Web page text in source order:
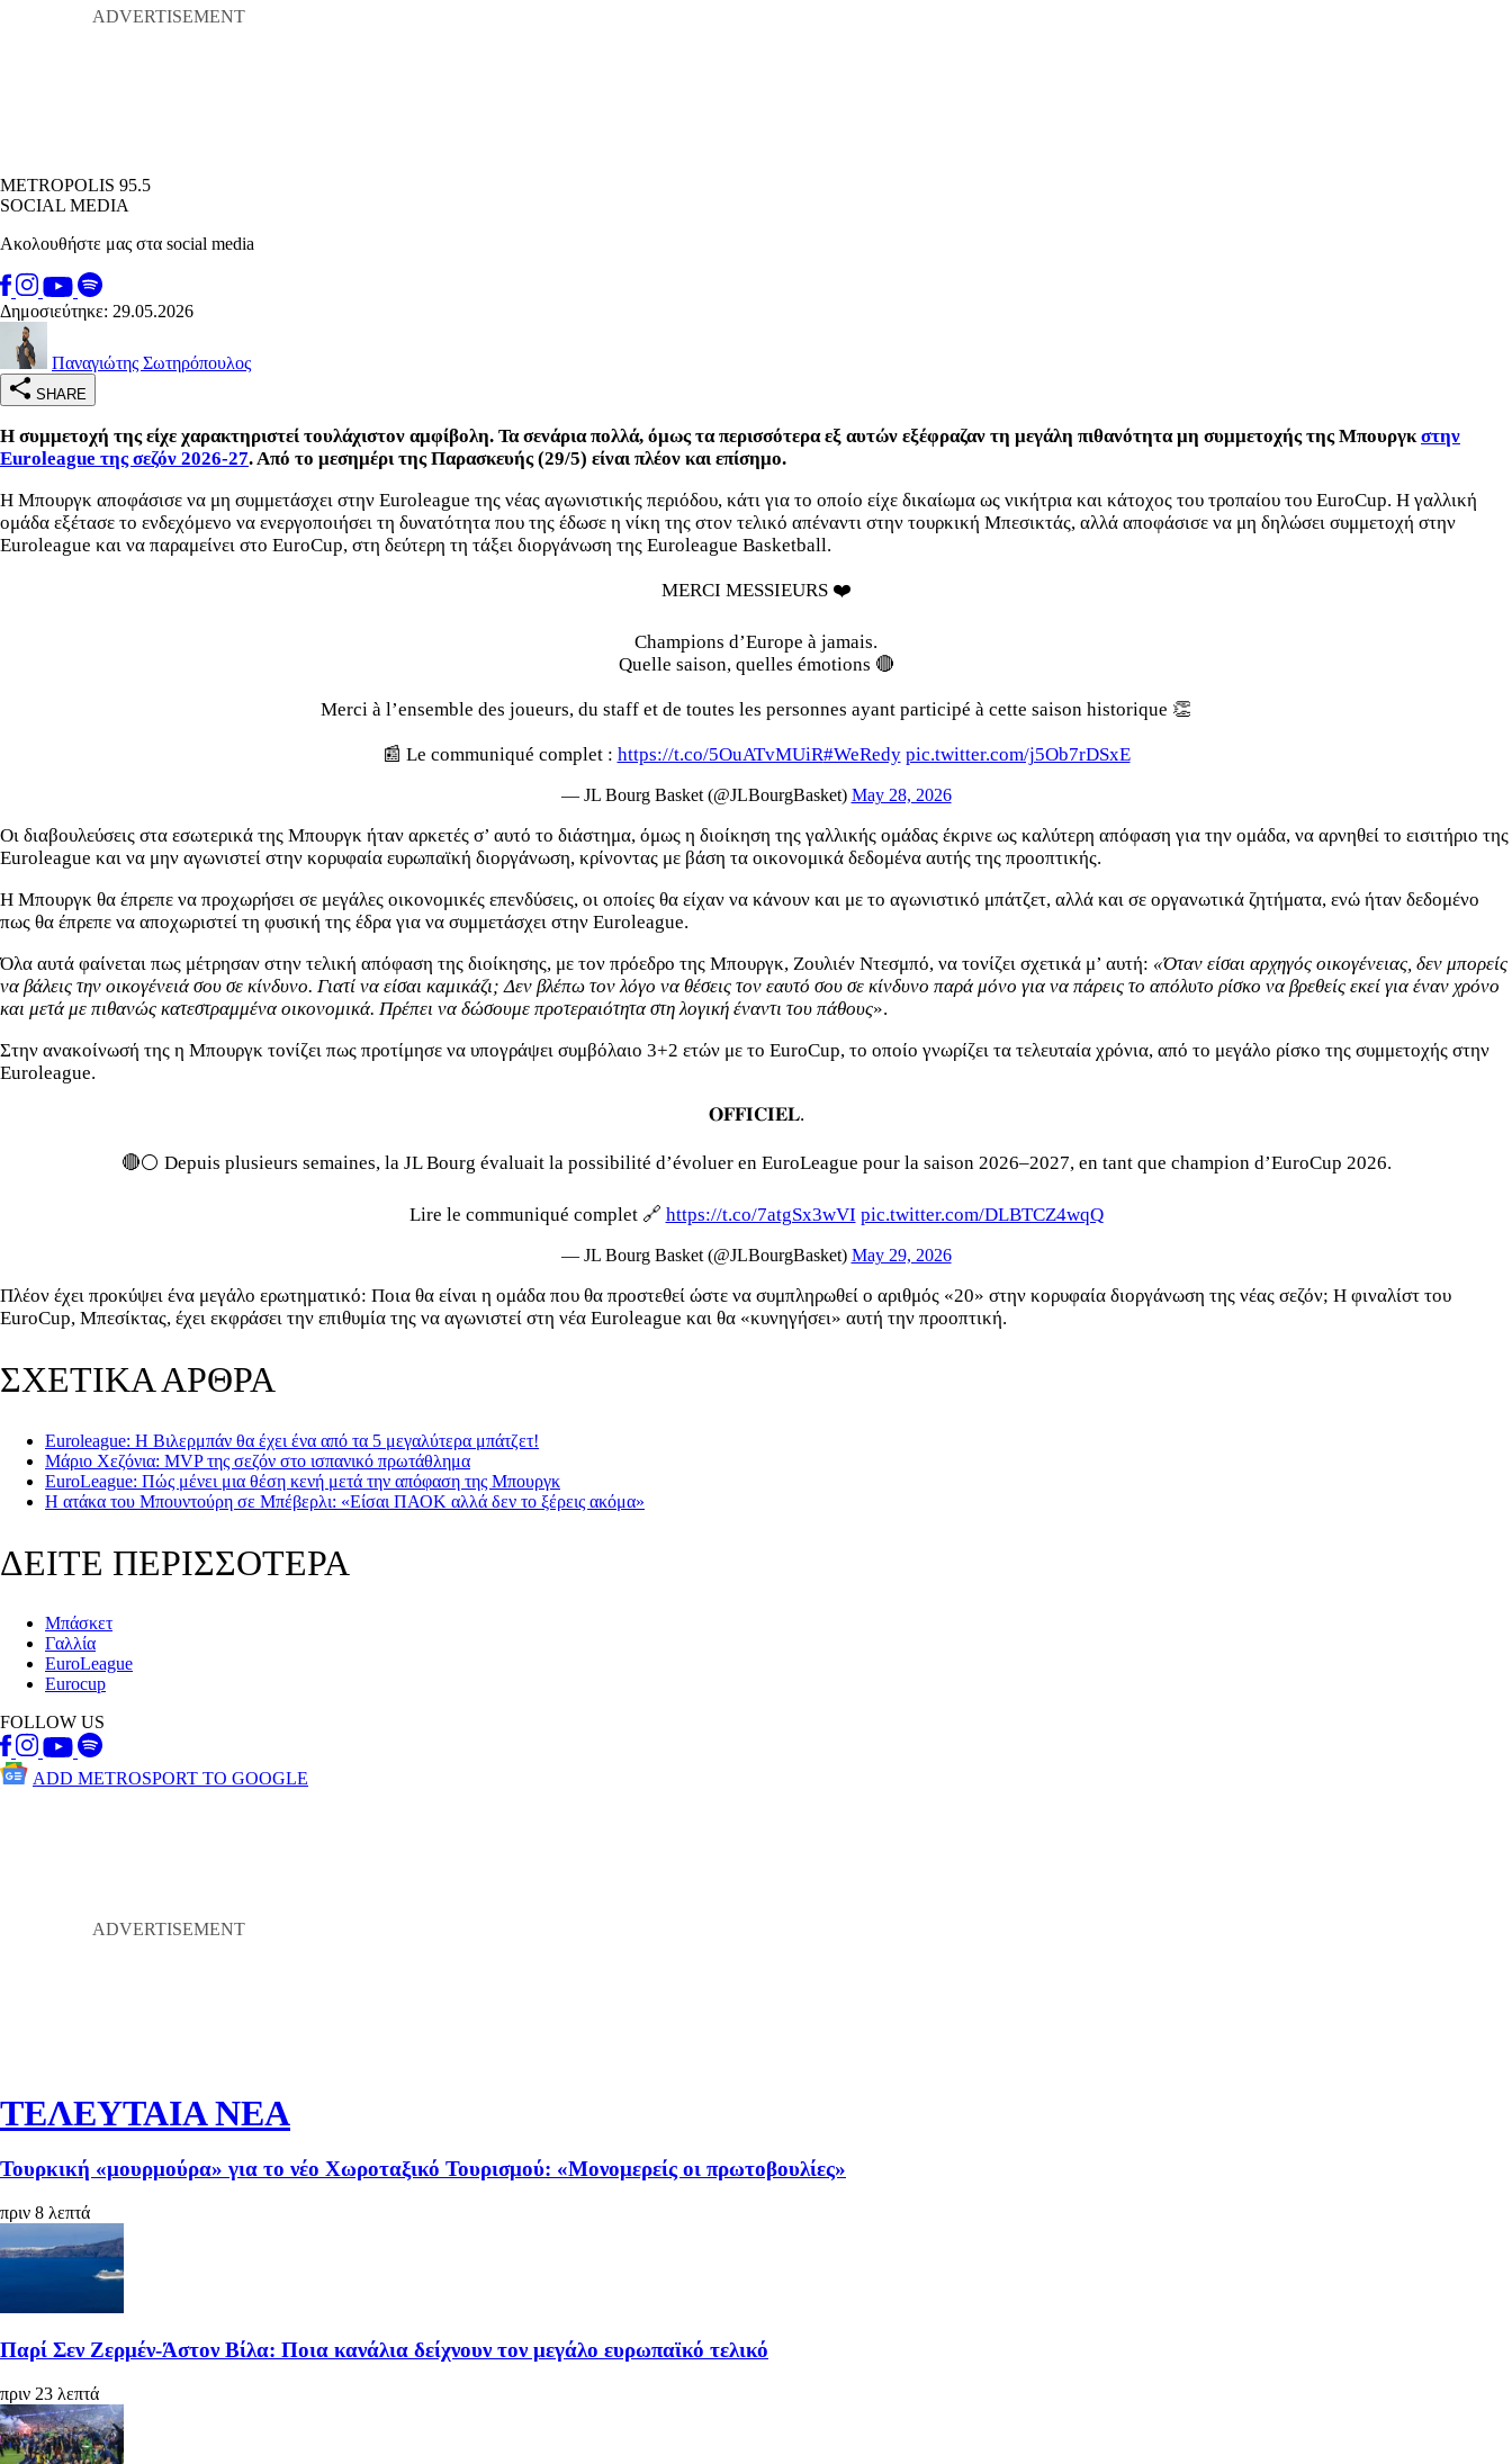
METROPOLIS 95.5
SOCIAL MEDIA
Ακολουθήστε μας στα social media
Δημοσιεύτηκε: 29.05.2026
Παναγιώτης Σωτηρόπουλος
SHARE
Η συμμετοχή της είχε χαρακτηριστεί τουλάχιστον αμφίβολη. Τα σενάρια πολλά, όμως τα περισσότερα εξ αυτών εξέφραζαν τη μεγάλη πιθανότητα μη συμμετοχής της Μπουργκστην
Euroleague της σεζόν 2026-27. Από το μεσημέρι της Παρασκευής (29/5) είναι πλέον και επίσημο.
Η Μπουργκ αποφάσισε να μη συμμετάσχει στην Euroleague της νέας αγωνιστικής περιόδου, κάτι για το οποίο είχε δικαίωμα ως νικήτρια και κάτοχος του τροπαίου του EuroCup. Η γαλλική
ομάδα εξέτασε το ενδεχόμενο να ενεργοποιήσει τη δυνατότητα που της έδωσε η νίκη της στον τελικό απέναντι στην τουρκική Μπεσικτάς, αλλά αποφάσισε να μη δηλώσει συμμετοχή στην
Euroleague και να παραμείνει στο EuroCup, στη δεύτερη τη τάξει διοργάνωση της Euroleague Basketball.
MERCI MESSIEURS ❤️
Champions d’Europe à jamais.
Quelle saison, quelles émotions 🔴
Merci à l’ensemble des joueurs, du staff et de toutes les personnes ayant participé à cette saison historique 👏
📰 Le communiqué complet : https://t.co/5OuATvMUiR#WeRedy pic.twitter.com/j5Ob7rDSxE
— JL Bourg Basket (@JLBourgBasket) May 28, 2026
Οι διαβουλεύσεις στα εσωτερικά της Μπουργκ ήταν αρκετές σ’ αυτό το διάστημα, όμως η διοίκηση της γαλλικής ομάδας έκρινε ως καλύτερη απόφαση για την ομάδα, να αρνηθεί το εισιτήριο της
Euroleague και να μην αγωνιστεί στην κορυφαία ευρωπαϊκή διοργάνωση, κρίνοντας με βάση τα οικονομικά δεδομένα αυτής της προοπτικής.
Η Μπουργκ θα έπρεπε να προχωρήσει σε μεγάλες οικονομικές επενδύσεις, οι οποίες θα είχαν να κάνουν και με το αγωνιστικό μπάτζετ, αλλά και σε οργανωτικά ζητήματα, ενώ ήταν δεδομένο
πως θα έπρεπε να αποχωριστεί τη φυσική της έδρα για να συμμετάσχει στην Euroleague.
Όλα αυτά φαίνεται πως μέτρησαν στην τελική απόφαση της διοίκησης, με τον πρόεδρο της Μπουργκ, Ζουλιέν Ντεσμπό, να τονίζει σχετικά μ’ αυτή: «Όταν είσαι αρχηγός οικογένειας, δεν μπορείς
να βάλεις την οικογένειά σου σε κίνδυνο. Γιατί να είσαι καμικάζι; Δεν βλέπω τον λόγο να θέσεις τον εαυτό σου σε κίνδυνο παρά μόνο για να πάρεις το απόλυτο ρίσκο να βρεθείς εκεί για έναν χρόνο
και μετά με πιθανώς κατεστραμμένα οικονομικά. Πρέπει να δώσουμε προτεραιότητα στη λογική έναντι του πάθους».
Στην ανακοίνωσή της η Μπουργκ τονίζει πως προτίμησε να υπογράψει συμβόλαιο 3+2 ετών με το EuroCup, το οποίο γνωρίζει τα τελευταία χρόνια, από το μεγάλο ρίσκο της συμμετοχής στην
Euroleague.
𝐎𝐅𝐅𝐈𝐂𝐈𝐄𝐋.
🔴⚪️ Depuis plusieurs semaines, la JL Bourg évaluait la possibilité d’évoluer en EuroLeague pour la saison 2026–2027, en tant que champion d’EuroCup 2026.
Lire le communiqué complet 🔗 https://t.co/7atgSx3wVI pic.twitter.com/DLBTCZ4wqQ
— JL Bourg Basket (@JLBourgBasket) May 29, 2026
Πλέον έχει προκύψει ένα μεγάλο ερωτηματικό: Ποια θα είναι η ομάδα που θα προστεθεί ώστε να συμπληρωθεί ο αριθμός «20» στην κορυφαία διοργάνωση της νέας σεζόν; Η φιναλίστ του
EuroCup, Μπεσίκτας, έχει εκφράσει την επιθυμία της να αγωνιστεί στη νέα Euroleague και θα «κυνηγήσει» αυτή την προοπτική.
ΣΧΕΤΙΚΑ ΑΡΘΡΑ
Euroleague: Η Βιλερμπάν θα έχει ένα από τα 5 μεγαλύτερα μπάτζετ!
Μάριο Χεζόνια: MVP της σεζόν στο ισπανικό πρωτάθλημα
EuroLeague: Πώς μένει μια θέση κενή μετά την απόφαση της Μπουργκ
Η ατάκα του Μπουντούρη σε Μπέβερλι: «Είσαι ΠΑΟΚ αλλά δεν το ξέρεις ακόμα»
ΔΕΙΤΕ ΠΕΡΙΣΣΟΤΕΡΑ
Μπάσκετ
Γαλλία
EuroLeague
Eurocup
FOLLOW US
ADD METROSPORT TO GOOGLE
ΤΕΛΕΥΤΑΙΑ ΝΕΑ
Τουρκική «μουρμούρα» για το νέο Χωροταξικό Τουρισμού: «Μονομερείς οι πρωτοβουλίες»
πριν 8 λεπτά
Παρί Σεν Ζερμέν-Άστον Βίλα: Ποια κανάλια δείχνουν τον μεγάλο ευρωπαϊκό τελικό
πριν 23 λεπτά